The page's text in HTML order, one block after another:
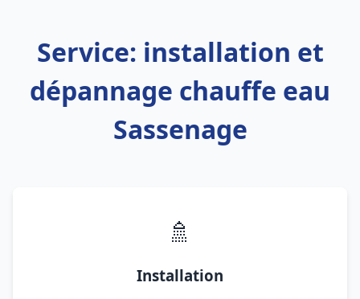
Service: installation et
dépannage chauffe eau
Sassenage
🚿
Installation